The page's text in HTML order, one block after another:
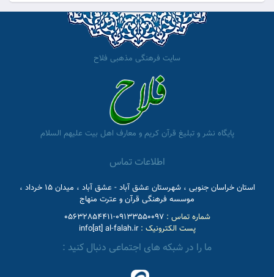
سایت فرهنگی مذهبی فلاح
پایگاه نشر و تبلیغ قرآن کریم و معارف اهل بیت علیهم السلام
اطلاعات تماس
استان خراسان جنوبی ، شهرستان عشق آباد - عشق آباد ، میدان 15 خرداد ،
موسسه فرهنگی قرآن و عترت منهاج
شماره تماس :09133550097-05632854411
پست الکترونیک :info[at] al-falah.ir
ما را در شبکه های اجتماعی دنبال کنید :